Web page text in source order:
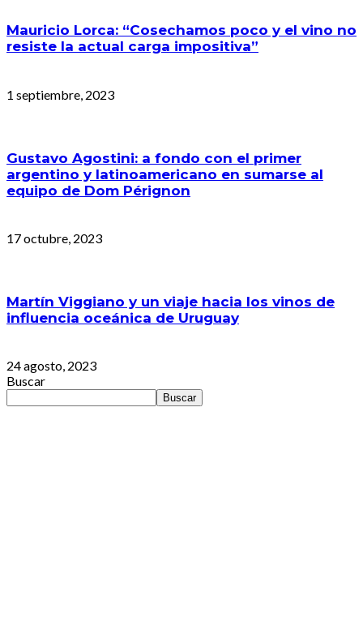
Mauricio Lorca: “Cosechamos poco y el vino no
resiste la actual carga impositiva”
1 septiembre, 2023
Gustavo Agostini: a fondo con el primer
argentino y latinoamericano en sumarse al
equipo de Dom Pérignon
17 octubre, 2023
Martín Viggiano y un viaje hacia los vinos de
influencia oceánica de Uruguay
24 agosto, 2023
Buscar
Buscar